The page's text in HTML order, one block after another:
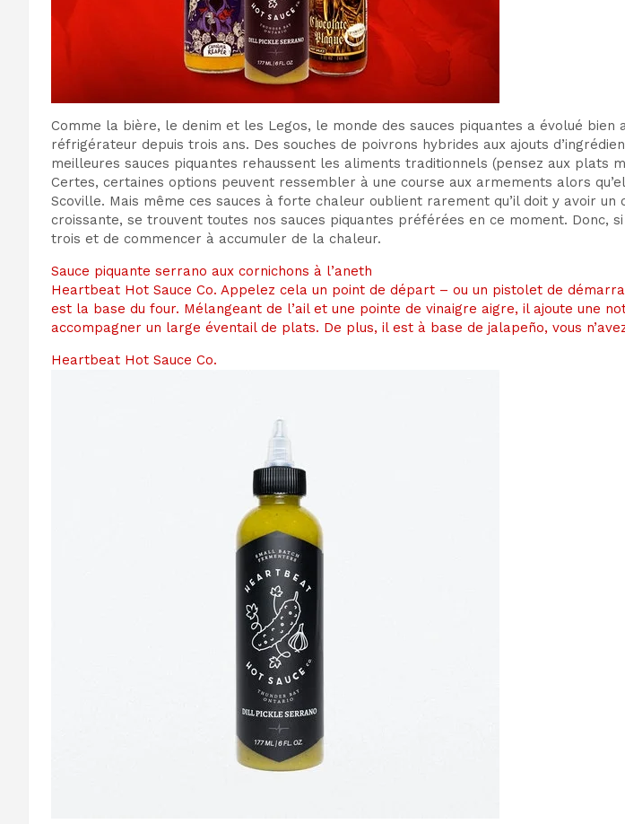
Comme la bière, le denim et les Legos, le monde des sauces piquantes a évolué
réfrigérateur depuis trois ans. Des souches de poivrons hybrides aux ajouts
meilleures sauces piquantes rehaussent les aliments traditionnels (pensez aux plats
Certes, certaines options peuvent ressembler à une course aux armements alors
Scoville. Mais même ces sauces à forte chaleur oublient rarement qu’il doit y avoir
croissante, se trouvent toutes nos sauces piquantes préférées en ce moment.
trois et de commencer à accumuler de la chaleur.
Sauce piquante serrano aux cornichons à l’aneth
Heartbeat Hot Sauce Co. Appelez cela un point de départ – ou un pistolet de
est la base du four. Mélangeant de l’ail et une pointe de vinaigre aigre, il ajoute une
accompagner un large éventail de plats. De plus, il est à base de jalapeño, vous
Heartbeat Hot Sauce Co.